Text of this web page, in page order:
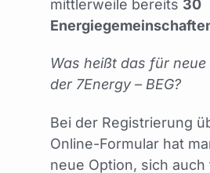
mittlerweile bereits 30
Was heißt das für neue
der 7Energy – BEG?
Bei der Registrierung
Online-Formular hat
neue Option, sich auch